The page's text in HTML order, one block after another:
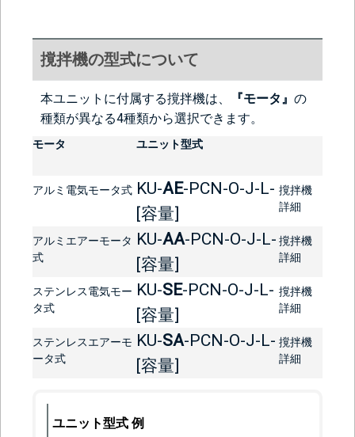
撹拌機の型式について
本ユニットに付属する撹拌機は、 『モータ』 の
種類が異なる4種類から選択できます。
モータ ユニット型式
アルミ電気モータ式 KU-AE-PCN-O-J-L-
[容量]
撹拌機
詳細
アルミエアーモータ
式
KU-AA-PCN-O-J-L-
[容量]
撹拌機
詳細
ステンレス電気モー
タ式
KU-SE-PCN-O-J-L-
[容量]
撹拌機
詳細
ステンレスエアーモ
ータ式
KU-SA-PCN-O-J-L-
[容量]
撹拌機
詳細
ユニット型式 例